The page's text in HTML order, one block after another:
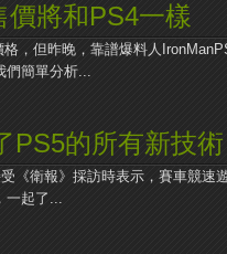
將和PS4一樣
，但昨晚，靠譜爆料人
們簡單分析...
PS5的所有新技術
《衛報》採訪時表示，賽車競速
一起了...